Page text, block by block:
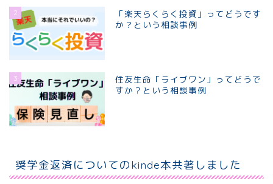
2
「楽天らくらく投資」ってどうです
か？という相談事例
3
住友生命「ライブワン」ってどうで
すか？という相談事例
奨学金返済についてのkinde本共著しました